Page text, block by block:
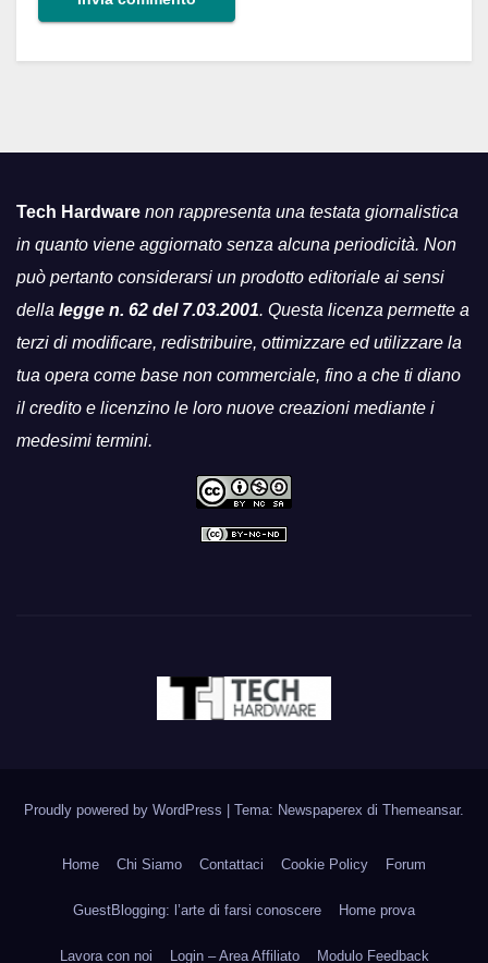
Tech Hardware non rappresenta una testata giornalistica
in quanto viene aggiornato senza alcuna periodicità. Non
può pertanto considerarsi un prodotto editoriale ai sensi
della legge n. 62 del 7.03.2001. Questa licenza permette a
terzi di modificare, redistribuire, ottimizzare ed utilizzare la
tua opera come base non commerciale, fino a che ti diano
il credito e licenzino le loro nuove creazioni mediante i
medesimi termini.
Proudly powered by WordPress Tema: Newspaperex di Themeansar.
Home Chi Siamo Contattaci Cookie Policy Forum
GuestBlogging: l’arte di farsi conoscere Home prova
Lavora con noi Login – Area Affiliato Modulo Feedback